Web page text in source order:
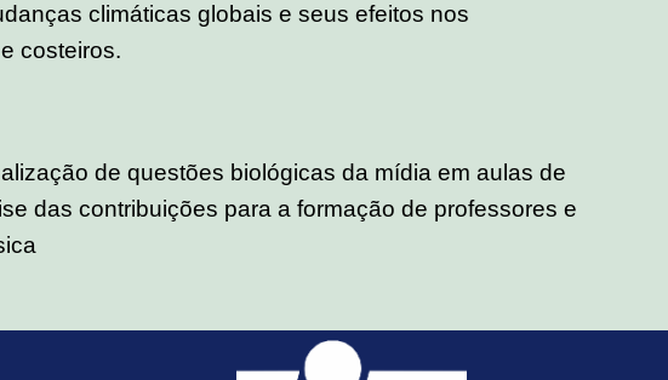
climáticas globais e seus efeitos nos
costeiros.
de questões biológicas da mídia em aulas de
das contribuições para a formação de professores e